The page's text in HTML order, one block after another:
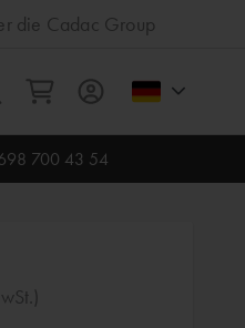
die Cadac Group
700 43 54